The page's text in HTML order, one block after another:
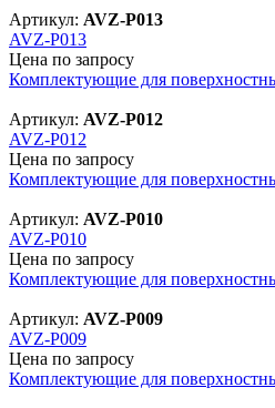
Артикул: AVZ-P013
AVZ-P013
Цена по запросу
Комплектующие для
Артикул: AVZ-P012
AVZ-P012
Цена по запросу
Комплектующие для
Артикул: AVZ-P010
AVZ-P010
Цена по запросу
Комплектующие для
Артикул: AVZ-P009
AVZ-P009
Цена по запросу
Комплектующие для